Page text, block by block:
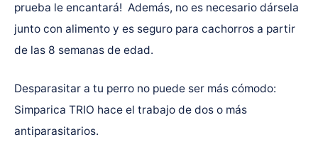
prueba le encantará! Además, no es necesario dársela
junto con alimento y es seguro para cachorros a partir
de las 8 semanas de edad.
Desparasitar a tu perro no puede ser más cómodo:
Simparica TRIO hace el trabajo de dos o más
antiparasitarios.